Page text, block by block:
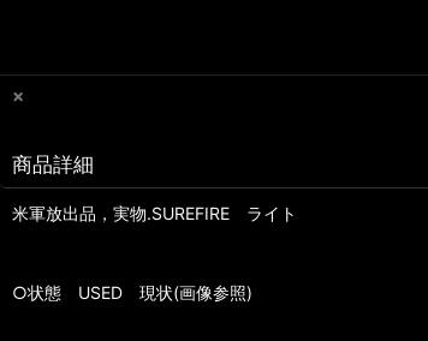
×
商品詳細
米軍放出品，実物.SUREFIRE ライト
○状態 USED 現状(画像参照)